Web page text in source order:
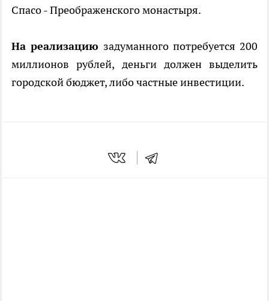
Спасо - Преображенского монастыря.
На реализацию задуманного потребуется 200
миллионов рублей, деньги должен выделить
городской бюджет, либо частные инвестиции.